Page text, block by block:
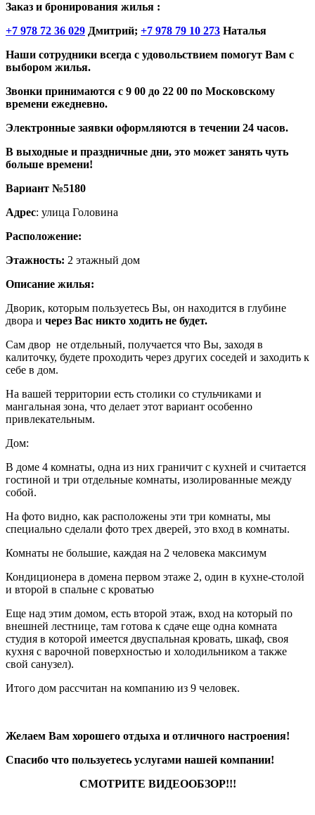
Заказ и бронирования жилья :
+7 978 72 36 029 Дмитрий; +7 978 79 10 273 Наталья
Наши сотрудники всегда с удовольствием помогут Вам с
выбором жилья.
Звонки принимаются с 9 00 до 22 00 по Московскому
времени ежедневно.
Электронные заявки оформляются в течении 24 часов.
В выходные и праздничные дни, это может занять чуть
больше времени!
Вариант №5180
Адрес: улица Головина
Расположение:
Этажность: 2 этажный дом
Описание жилья:
Дворик, которым пользуетесь Вы, он находится в глубине
двора и через Вас никто ходить не будет.
Сам двор не отдельный, получается что Вы, заходя в
калиточку, будете проходить через других соседей и заходить к
себе в дом.
На вашей территории есть столики со стульчиками и
мангальная зона, что делает этот вариант особенно
привлекательным.
Дом:
В доме 4 комнаты, одна из них граничит с кухней и считается
гостиной и три отдельные комнаты, изолированные между
собой.
На фото видно, как расположены эти три комнаты, мы
специально сделали фото трех дверей, это вход в комнаты.
Комнаты не большие, каждая на 2 человека максимум
Кондиционера в домена первом этаже 2, один в кухне-столой
и второй в спальне с кроватью
Еще над этим домом, есть второй этаж, вход на который по
внешней лестнице, там готова к сдаче еще одна комната
студия в которой имеется двуспальная кровать, шкаф, своя
кухня с варочной поверхностью и холодильником а также
свой санузел).
Итого дом рассчитан на компанию из 9 человек.
Желаем Вам хорошего отдыха и отличного настроения!
Спасибо что пользуетесь услугами нашей компании!
СМОТРИТЕ ВИДЕООБЗОР!!!